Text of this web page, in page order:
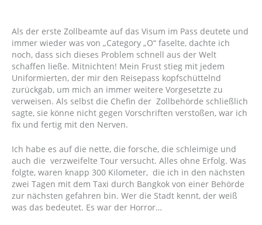
Als der erste Zollbeamte auf das Visum im Pass deutete und
immer wieder was von „Category „O“ faselte, dachte ich
noch, dass sich dieses Problem schnell aus der Welt
schaffen ließe. Mitnichten! Mein Frust stieg mit jedem
Uniformierten, der mir den Reisepass kopfschüttelnd
zurückgab, um mich an immer weitere Vorgesetzte zu
verweisen. Als selbst die Chefin der Zollbehörde schließlich
sagte, sie könne nicht gegen Vorschriften verstoßen, war ich
fix und fertig mit den Nerven.
Ich habe es auf die nette, die forsche, die schleimige und
auch die verzweifelte Tour versucht. Alles ohne Erfolg. Was
folgte, waren knapp 300 Kilometer, die ich in den nächsten
zwei Tagen mit dem Taxi durch Bangkok von einer Behörde
zur nächsten gefahren bin. Wer die Stadt kennt, der weiß
was das bedeutet. Es war der Horror…